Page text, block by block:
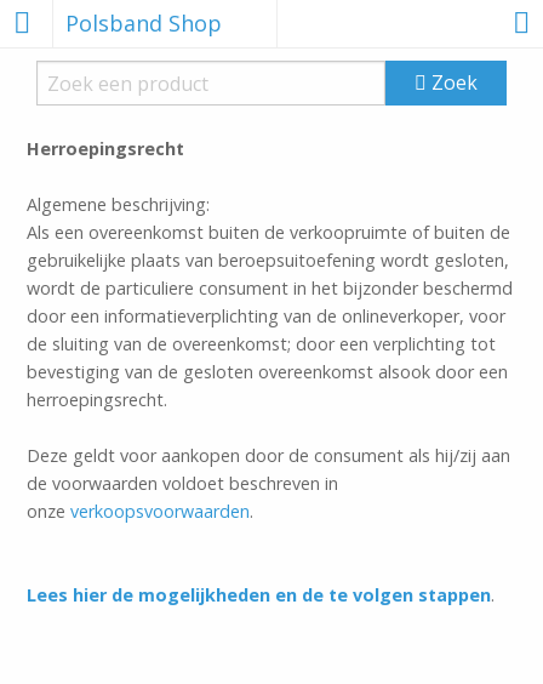
Polsband Shop
Zoek
Herroepingsrecht
Algemene beschrijving:
Als een overeenkomst buiten de verkoopruimte of buiten de
gebruikelijke plaats van beroepsuitoefening wordt gesloten,
wordt de particuliere consument in het bijzonder beschermd
door een informatieverplichting van de onlineverkoper, voor
de sluiting van de overeenkomst; door een verplichting tot
bevestiging van de gesloten overeenkomst alsook door een
herroepingsrecht.
Deze geldt voor aankopen door de consument als hij/zij aan
de voorwaarden voldoet beschreven in
onze verkoopsvoorwaarden.
Lees hier de mogelijkheden en de te volgen stappen.